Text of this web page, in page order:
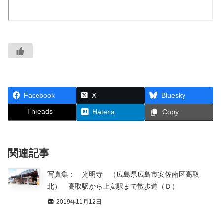
Facebook X Bluesky
Threads Hatena Copy
関連記事
写真集： 光明寺 （広島県広島市安佐南区高取
北） 高取駅から上安駅まで散歩道（Ｄ）
2019年11月12日